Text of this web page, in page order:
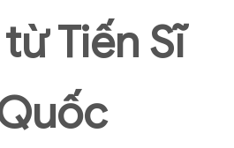
Tiến Sĩ